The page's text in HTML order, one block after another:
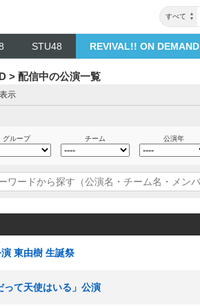
すべて
STU48 REVIVAL!! ON DEMAND
> 配信中の公演一覧
示
グループ チーム 公演年
東由樹 生誕祭
て天使はいる」公演